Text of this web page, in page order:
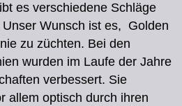
es verschiedene Schläge
Wunsch ist es, Golden
zu züchten. Bei den
wurden im Laufe der Jahre
verbessert. Sie
allem optisch durch ihren